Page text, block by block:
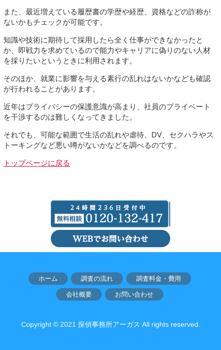
また、最近増えている履歴書の学歴や経歴、資格などの詐称が
ないかもチェックが可能です。
知識や技術に期待して採用したら全く仕事ができなかったと
か、即戦力を求めているので能力やキャリアに偽りのない人材
を採りたいというときに利用されます。
そのほか、就業に影響を与える素行の乱れはないかなども確認
が行われることがあります。
近年はプライバシーの保護意識が高まり、社員のプライベート
を干渉するのは難しくなってきました。
それでも、可能な範囲で生活の乱れや虐待、DV、セクハラやス
トーキングなど悪い噂がないかなどを調べるのです。
トップページに戻る
ホーム 調査の流れ 調査料金・費用
会社概要 お問い合わせ
Copyright © 2021 探偵事務所アーガス All rights reserved.